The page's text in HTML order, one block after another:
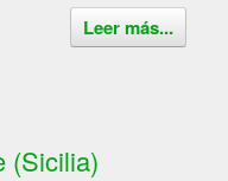
Leer más...
(Sicilia)